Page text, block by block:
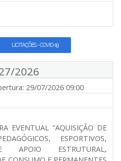
LICITAÇÕES - COVID-19
2026
29/07/2026 09:00
EVENTUAL “AQUISIÇÃO DE
ESPORTIVOS,
APOIO ESTRUTURAL,